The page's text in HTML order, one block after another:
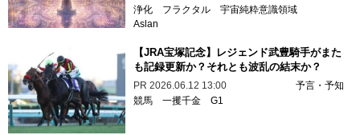
浄化
フラクタル 宇宙純粋意識領域
Aslan
【JRA宝塚記念】レジェンド武豊騎手がまた
も記録更新か？それとも波乱の結末か？
PR 2026.06.12 13:00
予言・予知
競馬 一攫千金 G1